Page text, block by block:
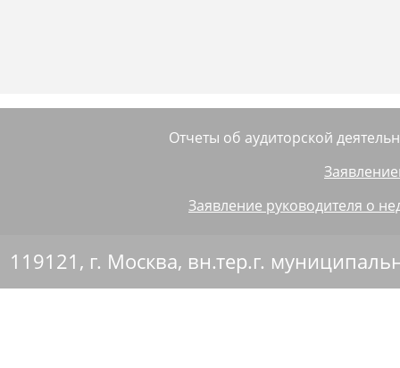
Отчеты об аудиторской
Заявление руководителя о
119121, г. Москва, вн.тер.г.